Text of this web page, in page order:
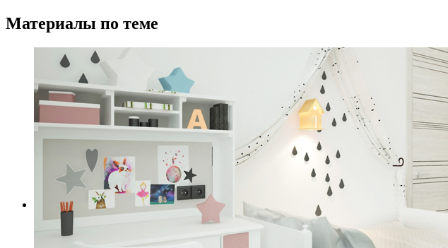
Материалы по теме